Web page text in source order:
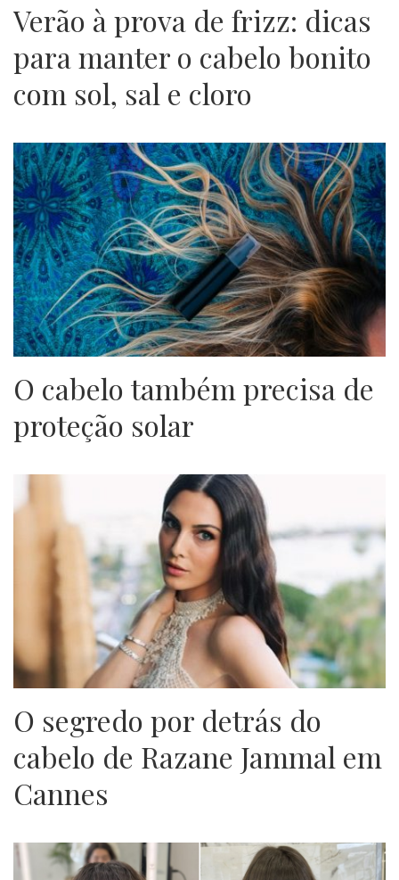
Verão à prova de frizz: dicas
para manter o cabelo bonito
com sol, sal e cloro
O cabelo também precisa de
proteção solar
O segredo por detrás do
cabelo de Razane Jammal em
Cannes